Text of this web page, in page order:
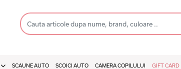
SCAUNE AUTO SCOICI AUTO CAMERA COPILULUI GIFT CARD